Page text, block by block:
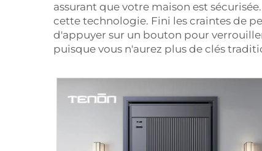
assurant que votre maison est
cette technologie. Fini les craintes de
d'appuyer sur un bouton pour
puisque vous n'aurez plus de clés